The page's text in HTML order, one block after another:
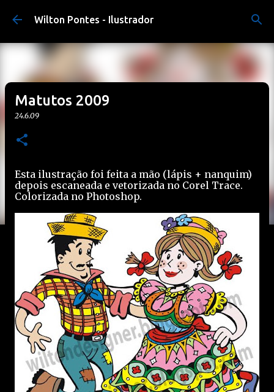
Pular para o conteúdo principal
Wilton Pontes - Ilustrador
Matutos 2009
24.6.09
Esta ilustração foi feita a mão (lápis + nanquim)
depois escaneada e vetorizada no Corel Trace.
Colorizada no Photoshop.